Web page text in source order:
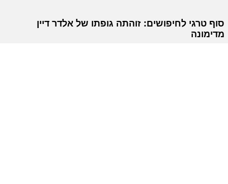
סוף טרגי לחיפושים: זוהתה גופתו של אלדר דיין
מדימונה